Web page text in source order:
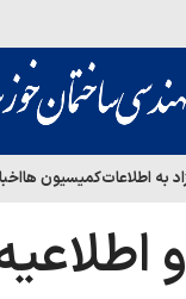
به اطلاعاتکمیسیون ها